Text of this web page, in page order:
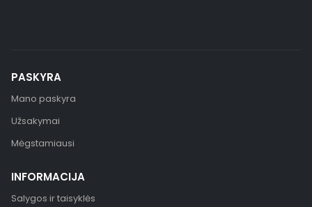
PASKYRA
Mano paskyra
Užsakymai
Mėgstamiausi
INFORMACIJA
Salygos ir taisyklės